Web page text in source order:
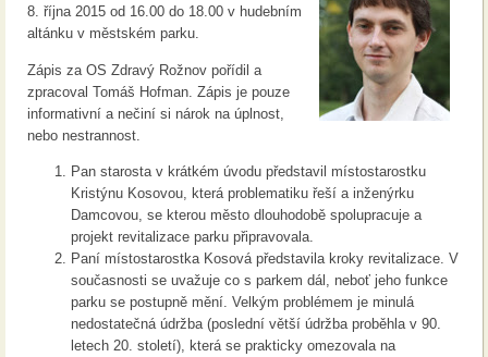
8. října 2015 od 16.00 do 18.00 v hudebním
altánku v městském parku.
Zápis za OS Zdravý Rožnov pořídil a
zpracoval Tomáš Hofman. Zápis je pouze
informativní a nečiní si nárok na úplnost,
nebo nestrannost.
Pan starosta v krátkém úvodu představil místostarostku
Kristýnu Kosovou, která problematiku řeší a inženýrku
Damcovou, se kterou město dlouhodobě spolupracuje a
projekt revitalizace parku připravovala.
Paní místostarostka Kosová představila kroky revitalizace. V
současnosti se uvažuje co s parkem dál, neboť jeho funkce
parku se postupně mění. Velkým problémem je minulá
nedostatečná údržba (poslední větší údržba proběhla v 90.
letech 20. století), která se prakticky omezovala na